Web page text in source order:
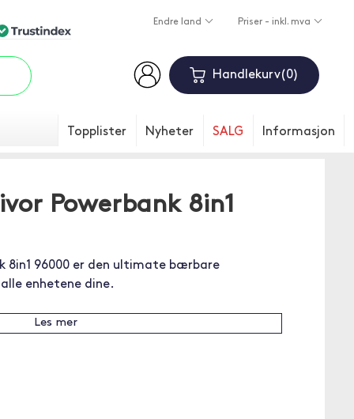
Endre land Priser - inkl. mva
Handlekurv 0
Topplister Nyheter SALG Informasjon
Powerbank 8in1
8in1 96000 er den ultimate bærbare
enhetene dine.
Les mer